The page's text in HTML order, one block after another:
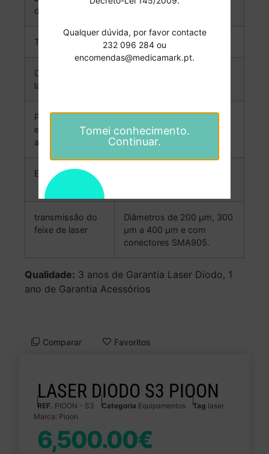
do pulso
Tipo laser Laser de diodo
Classificação a
laser
Parâmetros de
entrada do
adaptador
Exibir/Controlar
transmissão do
feixe de laser
Diâmetros de 200 μm, 300
μm a 400 μm e com
conectores SMA905.
Qualidade: 3 anos de Garantia Laser Diodo, 1
ano de Garantia Acessórios
Comparar Favoritos
LASER DIODO S3 PIOON
REF. PIOON - S3 Categoria Equipamentos Tag laser
Marca: Pioon
6,500.00€
Qualquer dúvida, por favor contacte
232 096 284 ou
encomendas@medicamark.pt.
Tomei conhecimento.
Continuar.